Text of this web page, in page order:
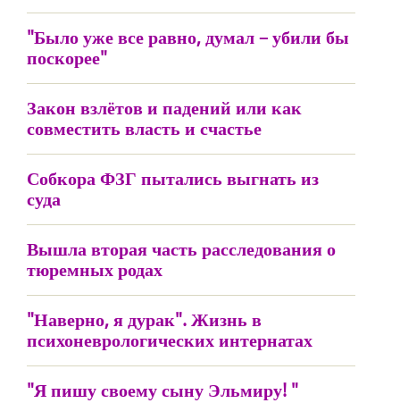
"Было уже все равно, думал – убили бы
поскорее"
Закон взлётов и падений или как
совместить власть и счастье
Собкора ФЗГ пытались выгнать из
суда
Вышла вторая часть расследования о
тюремных родах
"Наверно, я дурак". Жизнь в
психоневрологических интернатах
"Я пишу своему сыну Эльмиру! "